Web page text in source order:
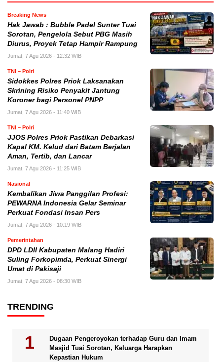
Breaking News
Hak Jawab : Bubble Padel Sunter Tuai
Sorotan, Pengelola Sebut PBG Masih
Diurus, Proyek Tetap Hampir Rampung
Jumat, 7 Agu 2026 - 12:32 WIB
TNI – Polri
Sidokkes Polres Priok Laksanakan
Skrining Risiko Penyakit Jantung
Koroner bagi Personel PNPP
Jumat, 7 Agu 2026 - 11:40 WIB
TNI – Polri
JJOS Polres Priok Pastikan Debarkasi
Kapal KM. Kelud dari Batam Berjalan
Aman, Tertib, dan Lancar
Jumat, 7 Agu 2026 - 11:25 WIB
Nasional
Kembalikan Jiwa Panggilan Profesi:
PEWARNA Indonesia Gelar Seminar
Perkuat Fondasi Insan Pers
Jumat, 7 Agu 2026 - 10:19 WIB
Pemerintahan
DPD LDII Kabupaten Malang Hadiri
Suling Forkopimda, Perkuat Sinergi
Umat di Pakisaji
Jumat, 7 Agu 2026 - 08:30 WIB
TRENDING
Dugaan Pengeroyokan terhadap Guru dan Imam
Masjid Tuai Sorotan, Keluarga Harapkan
Kepastian Hukum